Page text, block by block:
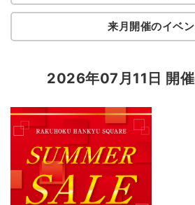
来月開催のイベン
2026年07月11日 開催